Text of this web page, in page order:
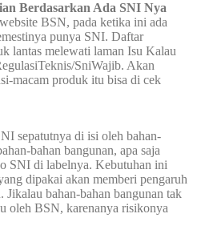
Berdasarkan Ada SNI Nya
BSN, pada ketika ini ada
punya SNI. Daftar
lantas melewati laman Isu Kalau
SniWajib. Akan
macam produk itu bisa di cek
sepatutnya di isi oleh bahan-
bahan bangunan, apa saja
SNI di labelnya. Kebutuhan ini
dipakai akan memberi pengaruh
Jikalau bahan-bahan bangunan tak
oleh BSN, karenanya risikonya